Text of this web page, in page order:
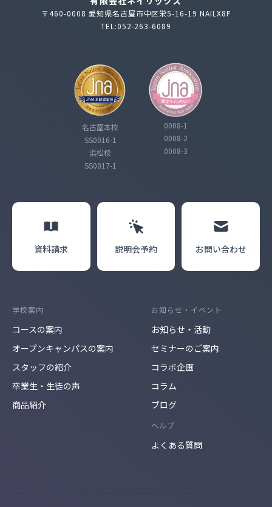
〒460-0008 愛知県名古屋市中区栄5-16-19 NAILX8F
TEL:052-263-6089
名古屋本校
SS0016-1
浜松校
SS0017-1
0008-1
0008-2
0008-3
資料請求 説明会予約 お問い合わせ
学校案内
コースの案内
オープンキャンパスの案内
スタッフの紹介
卒業生・生徒の声
商品紹介
お知らせ・イベント
お知らせ・活動
セミナーのご案内
コラボ企画
コラム
ブログ
ヘルプ
よくある質問